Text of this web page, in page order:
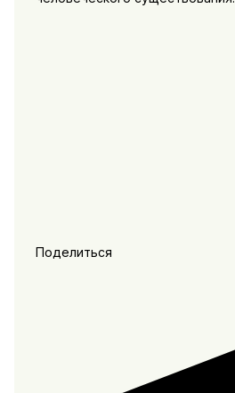
Поделиться